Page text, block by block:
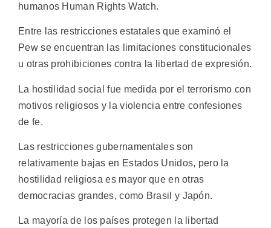
humanos Human Rights Watch.
Entre las restricciones estatales que examinó el
Pew se encuentran las limitaciones constitucionales
u otras prohibiciones contra la libertad de expresión.
La hostilidad social fue medida por el terrorismo con
motivos religiosos y la violencia entre confesiones
de fe.
Las restricciones gubernamentales son
relativamente bajas en Estados Unidos, pero la
hostilidad religiosa es mayor que en otras
democracias grandes, como Brasil y Japón.
La mayoría de los países protegen la libertad